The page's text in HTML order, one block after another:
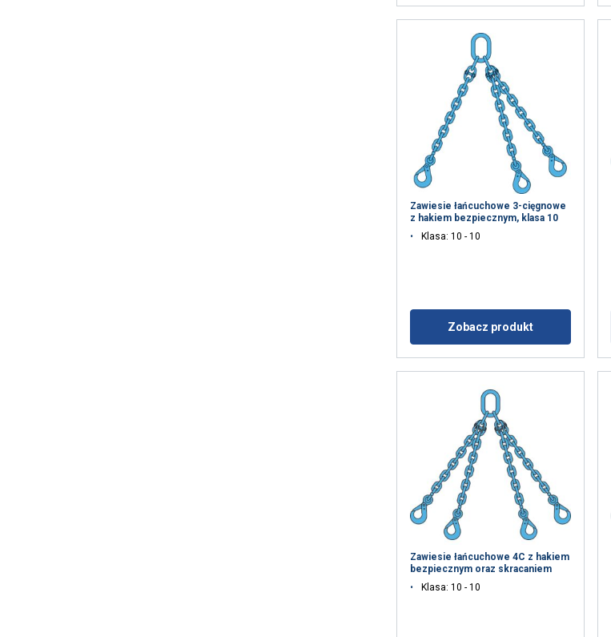
Zawiesie łańcuchowe 3-cięgnowe
z hakiem bezpiecznym, klasa 10
Klasa: 10 - 10
Zobacz produkt
Zawiesie łańcuchowe 4C z hakiem
bezpiecznym oraz skracaniem
Klasa: 10 - 10